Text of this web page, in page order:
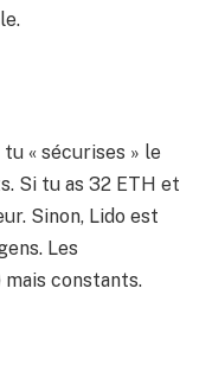
« sécurises » le
Si tu as 32 ETH et
Sinon, Lido est
Les
constants.